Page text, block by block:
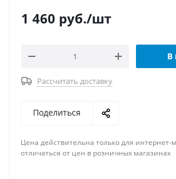
1 460 руб./шт
В
Рассчитать доставку
Поделиться
Цена действительна только для
отличаться от цен в розничных магазинах